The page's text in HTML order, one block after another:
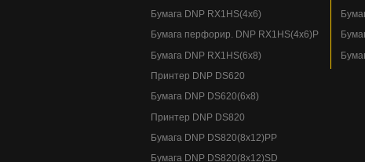
Бумага DNP RX1HS(4x6)
Бумага перфорир. DNP RX1HS(4x6)P
Бумага DNP RX1HS(6x8)
Принтер DNP DS620
Бумага DNP DS620(6x8)
Принтер DNP DS820
Бумага DNP DS820(8x12)PP
Бумага DNP DS820(8x12)SD